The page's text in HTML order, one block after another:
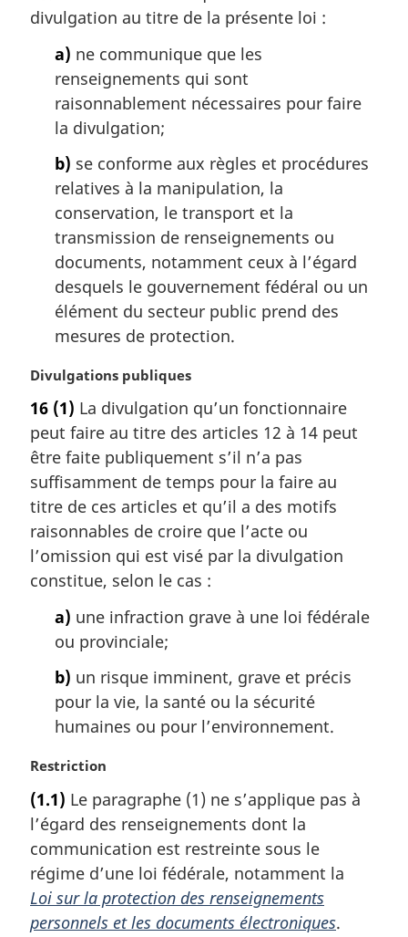
e
divulgation au titre de la présente loi :
a) ne communique que les
renseignements qui sont
raisonnablement nécessaires pour faire
la divulgation;
b) se conforme aux règles et procédures
relatives à la manipulation, la
conservation, le transport et la
transmission de renseignements ou
documents, notamment ceux à l’égard
desquels le gouvernement fédéral ou un
élément du secteur public prend des
mesures de protection.
N
t
e
m
a
g
i
n
a
Divulgations publiques
16 (1) La divulgation qu’un fonctionnaire
peut faire au titre des articles 12 à 14 peut
être faite publiquement s’il n’a pas
suffisamment de temps pour la faire au
titre de ces articles et qu’il a des motifs
raisonnables de croire que l’acte ou
l’omission qui est visé par la divulgation
constitue, selon le cas :
a) une infraction grave à une loi fédérale
ou provinciale;
b) un risque imminent, grave et précis
pour la vie, la santé ou la sécurité
humaines ou pour l’environnement.
N
t
e
m
a
g
i
Restriction
(1.1) Le paragraphe (1) ne s’applique pas à
l’égard des renseignements dont la
communication est restreinte sous le
régime d’une loi fédérale, notamment la
Loi sur la protection des renseignements
personnels et les documents électroniques.